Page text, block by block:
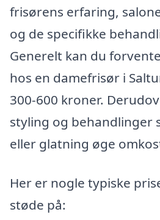
frisørens erfaring,
og de specifikke
Generelt kan du
hos en damefrisør i
300-600 kroner.
styling og behandlinger
eller glatning øge
Her er nogle typiske
støde på: